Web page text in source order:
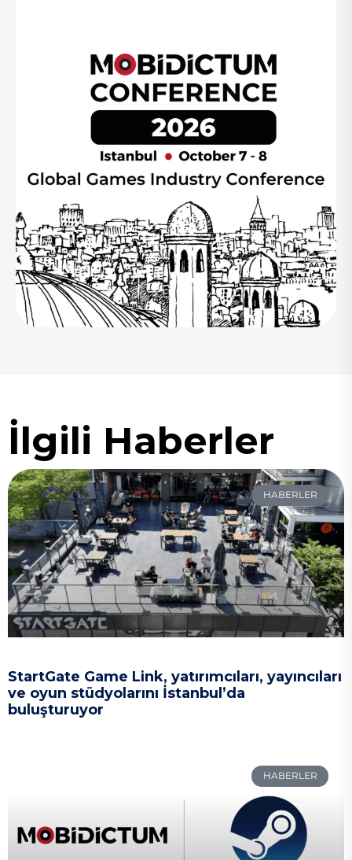
İlgili Haberler
HABERLER
StartGate Game Link, yatırımcıları, yayıncıları
ve oyun stüdyolarını İstanbul’da
buluşturuyor
HABERLER